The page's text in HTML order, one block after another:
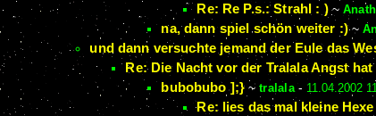
Re: Re P.s.: Strahl : )~ Anath
na, dann spiel schön weiter :)~
und dann versuchte jemand der Eule das
Re: Die Nacht vor der Tralala Angst
bubobubo ];} ~tralala- 11.04.2002
Re: lies das mal kleine Hexe